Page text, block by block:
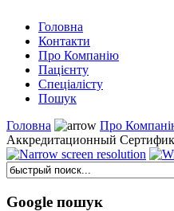
Головна
Контакти
Про Компанію
Пацієнту
Спеціалісту
Пошук
Головна
Про
Аккредитационный
Google пошук